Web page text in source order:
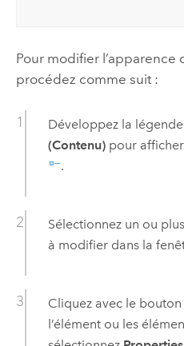
Pour modifier l’apparence
procédez comme suit :
Développez la
(Contenu)pour afficher
.
Sélectionnez un ou
à modifier dans la
Cliquez avec le
l’élément ou les